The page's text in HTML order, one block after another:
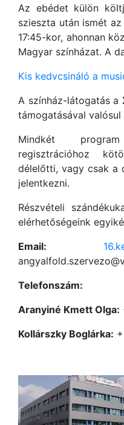
Az ebédet külön
szieszta után ismét
17:45-kor, ahonnan
Magyar színházat. A
Kis kedvcsináló a
A színház-látogatás a
támogatásával valósul
Mindkét
regisztrációhoz
délelőtti, vagy csak a
jelentkezni.
Részvételi
elérhetőségeink
Email:
Telefonszám:
Aranyiné Kmett Olga:
Kollárszky Boglárka: